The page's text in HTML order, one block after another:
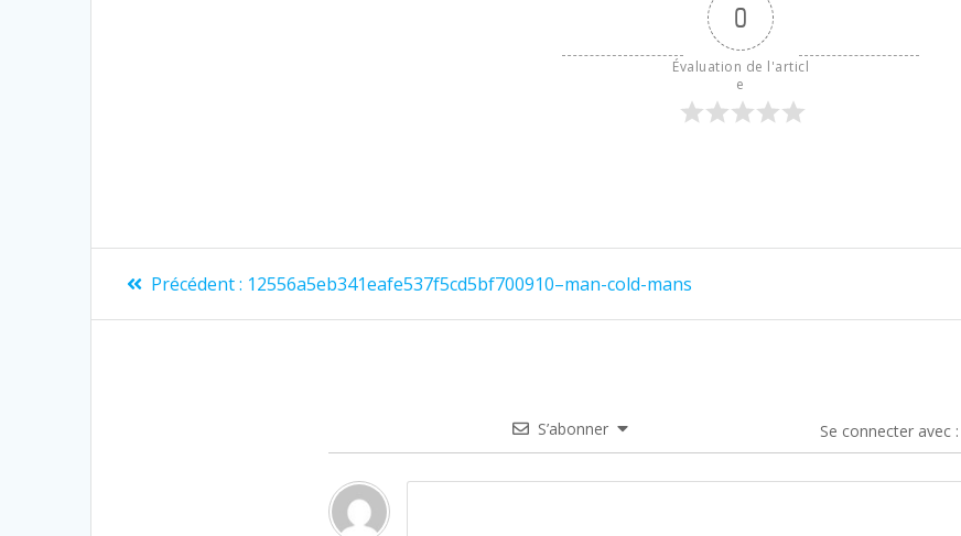
0
Évaluation de l'articl
e
Précédent : 12556a5eb341eafe537f5cd5bf700910–man-cold-mans
S’abonner Se connecter avec :